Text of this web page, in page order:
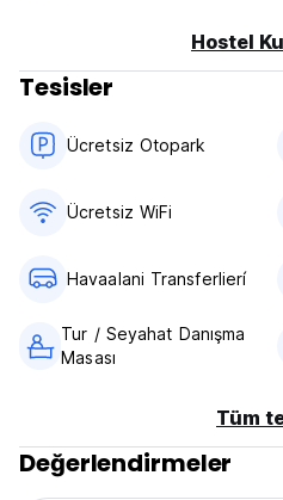
Hostel
Tesisler
Ücretsiz Otopark
Ücretsiz WiFi
Havaalani Transferlierí
Tur / Seyahat Danışma
Masası
Tüm
Değerlendirmeler